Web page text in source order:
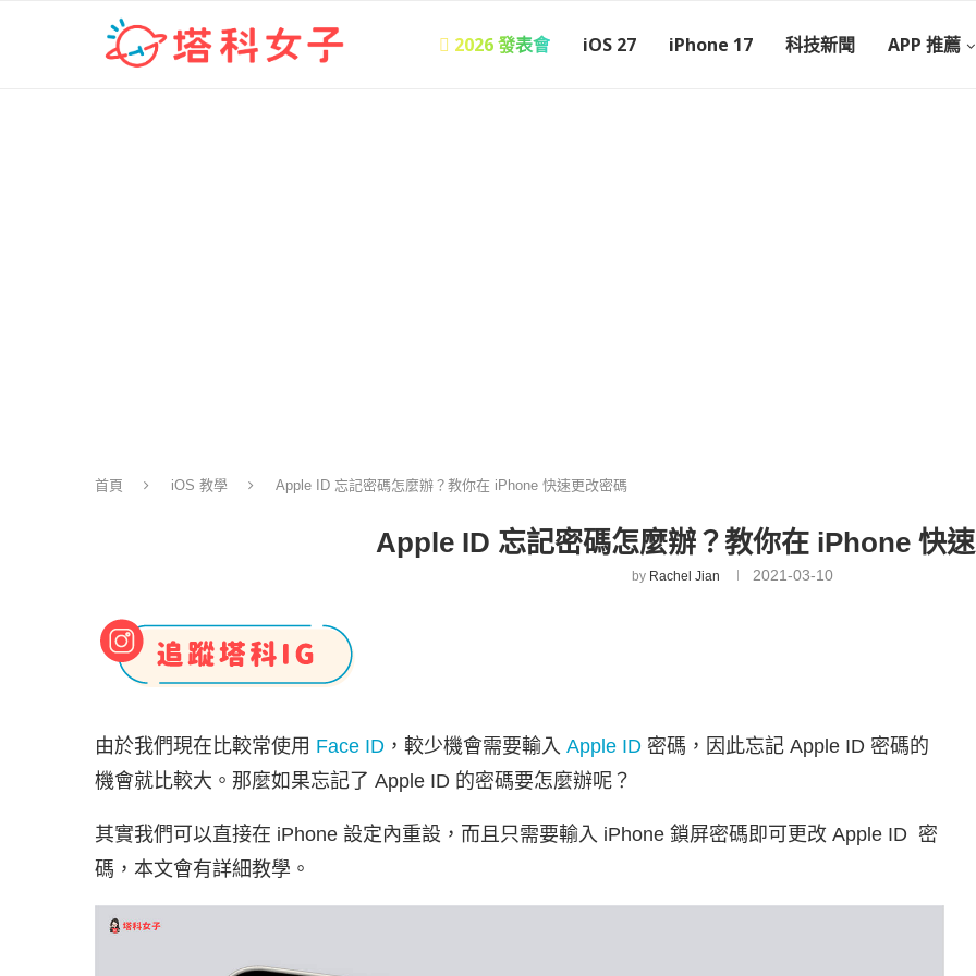
 2026 發表會 iOS 27 iPhone 17 科技新聞 APP 推薦
首頁 iOS 教學 Apple ID 忘記密碼怎麼辦？教你在 iPhone 快速更改密碼
Apple ID 忘記密碼怎麼辦？教你在 iPhone 快
by Rachel Jian 2021-03-10
由於我們現在比較常使用 Face ID ，較少機會需要輸入 Apple ID 密碼，因此忘記 Apple ID 密碼的
機會就比較大。那麼如果忘記了 Apple ID 的密碼要怎麼辦呢？
其實我們可以直接在 iPhone 設定內重設，而且只需要輸入 iPhone 鎖屏密碼即可更改 Apple ID 密
碼，本文會有詳細教學。